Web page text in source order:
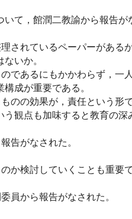
て，館潤二教諭から報告が
れているペーパーがある
いか。
あるにもかかわらず，一
成が重要である。
の効果が，責任という形
観点も加味すると教育の深
告がなされた。
検討していくことも重要で
員から報告がなされた。